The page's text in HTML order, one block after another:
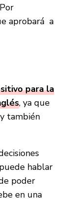
aprobará a
para la
, ya que
también
hablar
poder
en una